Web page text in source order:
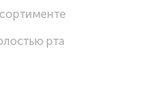
рта